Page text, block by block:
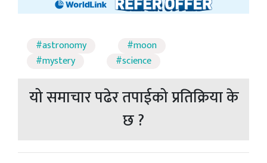
#astronomy
#moon
#mystery
#science
यो समाचार पढेर तपाईको प्रतिक्रिया के
छ ?